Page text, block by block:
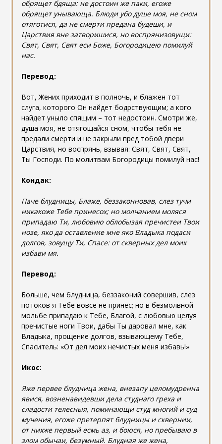
обрящет бдяща: не достоин же паки, егоже
обрящет унывающа. Блюди убо душе моя, не сном
отяготися, да не смерти предана будеши, и
Царствия вне затворишися, но воспрянизовущи:
Свят, Свят, Свят еси Боже, Богородицею помилуй
нас.
Перевод:
Вот, Жених приходит в полночь, и блажен тот
слуга, которого Он найдет бодрствующим; а кого
найдет уныло спящим – тот недостоин. Смотри же,
душа моя, не отягощайся сном, чтобы тебя не
предали смерти и не закрыли пред тобой двери
Царствия, но воспрянь, взывая: Свят, Свят, Свят,
Ты Господи. По молитвам Богородицы помилуй нас!
Кондак:
Паче блудницы, Блаже, беззаконновав, слез тучи
никакоже Тебе принесох; но молчанием моляся
припадаю Ти, любовию облобызая пречистеи Твои
нозе, яко да оставление мне яко Владыка подаси
долгов, зовущу Ти, Спасе: от скверных дел моих
избави мя.
Перевод:
Больше, чем блудница, беззаконий совершив, слез
потоков я Тебе вовсе не принес; но в безмолвной
мольбе припадаю к Тебе, Благой, с любовью целуя
пречистые ноги Твои, дабы Ты даровал мне, как
Владыка, прощение долгов, взывающему Тебе,
Спаситель: «От дел моих нечистых меня избавь!»
Икос:
Яже первее блудница жена, внезапу целомудренна
явися, возненавидевши дела студнаго греха и
сладости телесныя, поминающи студ многий и суд
мучения, егоже претерпят блудницы и сквернии,
от нихже первый есмь аз, и боюся, но пребываю в
злом обычаи, безумный. Блудная же жена,